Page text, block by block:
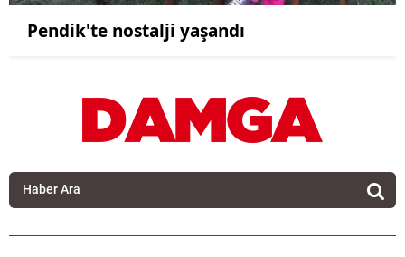
Pendik'te nostalji yaşandı